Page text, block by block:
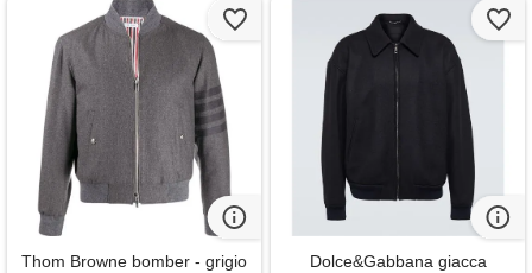
Thom Browne bomber - grigio
Dolce&Gabbana giacca